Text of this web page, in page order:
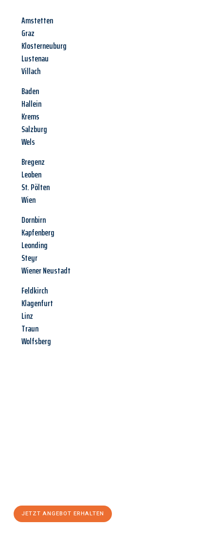
Amstetten
Graz
Klosterneuburg
Lustenau
Villach
Baden
Hallein
Krems
Salzburg
Wels
Bregenz
Leoben
St. Pölten
Wien
Dornbirn
Kapfenberg
Leonding
Steyr
Wiener Neustadt
Feldkirch
Klagenfurt
Linz
Traun
Wolfsberg
JETZT ANGEBOT ERHALTEN